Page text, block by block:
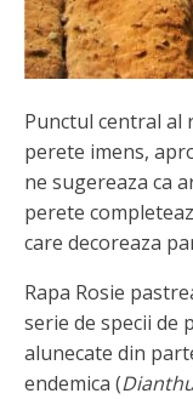
Punctul central al
perete imens,
ne sugereaza ca
perete
care decoreaza
Rapa Rosie
serie de specii de
alunecate din
endemica (